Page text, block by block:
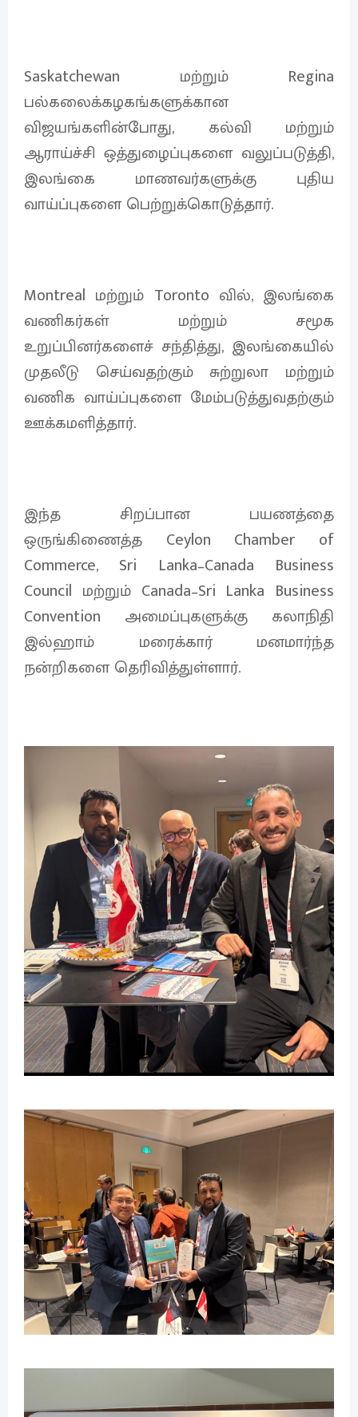
Saskatchewan மற்றும் Regina
பல்கலைக்கழகங்களுக்கான
விஜயங்களின்போது, கல்வி மற்றும்
ஆராய்ச்சி ஒத்துழைப்புகளை வலுப்படுத்தி,
இலங்கை மாணவர்களுக்கு புதிய
வாய்ப்புகளை பெற்றுக்கொடுத்தார்.
Montreal மற்றும் Toronto வில், இலங்கை
வணிகர்கள் மற்றும் சமூக
உறுப்பினர்களைச் சந்தித்து, இலங்கையில்
முதலீடு செய்வதற்கும் சுற்றுலா மற்றும்
வணிக வாய்ப்புகளை மேம்படுத்துவதற்கும்
ஊக்கமளித்தார்.
இந்த சிறப்பான பயணத்தை
ஒருங்கிணைத்த Ceylon Chamber of
Commerce, Sri Lanka–Canada Business
Council மற்றும் Canada–Sri Lanka Business
Convention அமைப்புகளுக்கு கலாநிதி
இல்ஹாம் மரைக்கார் மனமார்ந்த
நன்றிகளை தெரிவித்துள்ளார்.